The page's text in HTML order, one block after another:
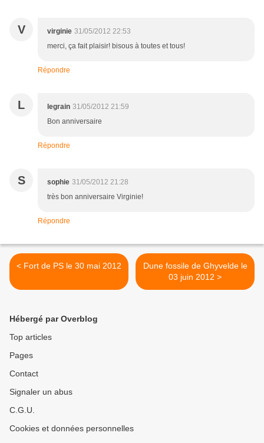
V virginie 31/05/2012 22:53
merci, ça fait plaisir! bisous à toutes et tous!
Répondre
L legrain 31/05/2012 21:59
Bon anniversaire
Répondre
S sophie 31/05/2012 21:28
très bon anniversaire Virginie!
Répondre
< Fort de PS le 30 mai 2012
Dune fossile de Ghyvelde le
03 juin 2012 >
Hébergé par Overblog
Top articles
Pages
Contact
Signaler un abus
C.G.U.
Cookies et données personnelles